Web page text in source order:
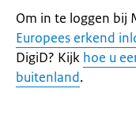
Om in te loggen bij
Europees erkend
DigiD? Kijk hoe u
buitenland.